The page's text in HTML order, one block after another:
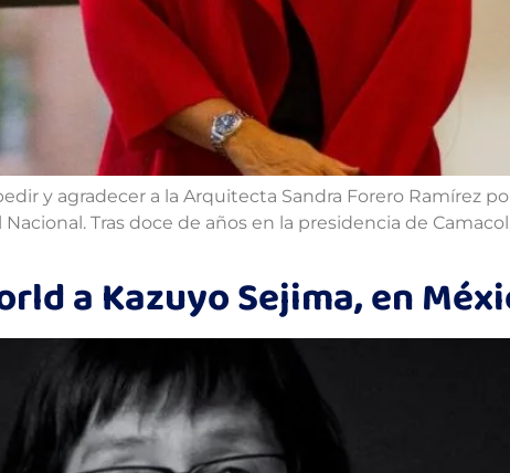
y agradecer a la Arquitecta Sandra Forero Ramírez
Tras doce de años en la presidencia de
a Kazuyo Sejima, en